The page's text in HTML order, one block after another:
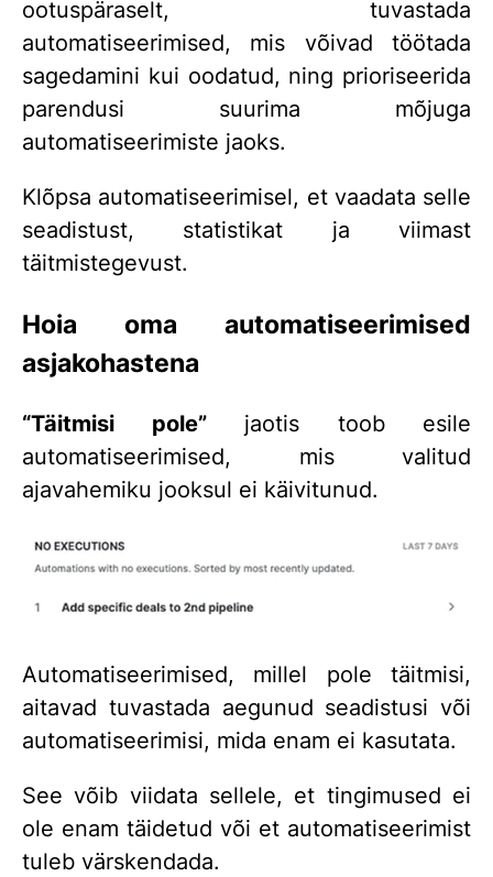
ootuspäraselt, tuvastada
automatiseerimised, mis võivad töötada
sagedamini kui oodatud, ning prioriseerida
parendusi suurima mõjuga
automatiseerimiste jaoks.
Klõpsa automatiseerimisel, et vaadata selle
seadistust, statistikat ja viimast
täitmistegevust.
Hoia oma automatiseerimised
asjakohastena
“Täitmisi pole”jaotis toob esile
automatiseerimised, mis valitud
ajavahemiku jooksul ei käivitunud.
Automatiseerimised, millel pole täitmisi,
aitavad tuvastada aegunud seadistusi või
automatiseerimisi, mida enam ei kasutata.
See võib viidata sellele, et tingimused ei
ole enam täidetud või et automatiseerimist
tuleb värskendada.